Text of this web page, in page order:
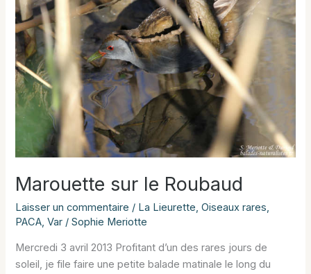
Marouette sur le Roubaud
Laisser un commentaire / La Lieurette,Oiseaux rares,
PACA,Var /Sophie Meriotte
Mercredi 3 avril 2013 Profitant d’un des rares jours de
soleil, je file faire une petite balade matinale le long du